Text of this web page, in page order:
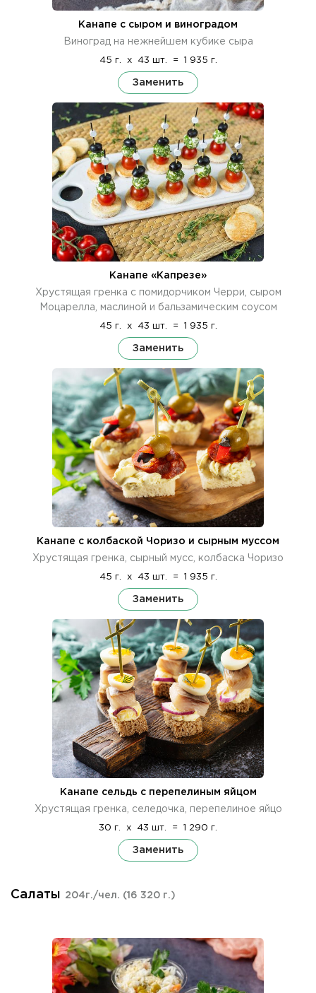
Канапе с сыром и виноградом
Виноград на нежнейшем кубике сыра
45 г. x 43 шт. = 1 935 г.
Заменить
Канапе «Капрезе»
Хрустящая гренка с помидорчиком Черри, сыром
Моцарелла, маслиной и бальзамическим соусом
45 г. x 43 шт. = 1 935 г.
Заменить
Канапе с колбаской Чоризо и сырным муссом
Хрустящая гренка, сырный мусс, колбаска Чоризо
45 г. x 43 шт. = 1 935 г.
Заменить
Канапе сельдь с перепелиным яйцом
Хрустящая гренка, селедочка, перепелиное яйцо
30 г. x 43 шт. = 1 290 г.
Заменить
Салаты 204г./чел. (16 320 г.)